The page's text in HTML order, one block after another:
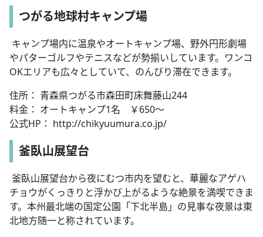
つがる地球村キャンプ場
キャンプ場内に温泉やオートキャンプ場、野外円形劇場
やパターゴルフやテニスなどが勢揃いしています。ワンコ
OKエリアも広々としていて、のんびり滞在できます。
住所： 青森県つがる市森田町床舞藤山244
料金： オートキャンプ1名 ￥650～
公式HP： http://chikyuumura.co.jp/
釜臥山展望台
釜臥山展望台から夜にむつ市内を望むと、華麗なアゲハ
チョウがくっきりと浮かび上がるような絶景を満喫できま
す。本州最北端の国定公園「下北半島」の見事な夜景は東
北地方随一と称されています。